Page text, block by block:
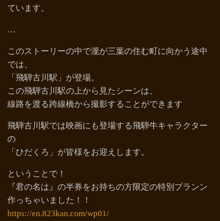
ています。
…
このストーリーの中で瀧が三葉の住む町に向かう途中
では、
「飛騨古川駅」が登場。
この飛騨古川駅の上から見たシーンは、
線路を渡る跨線橋から撮影することができます
飛騨古川駅では映画にも登場する飛騨牛キャラクター
の
「ひだくろ」が皆様をお迎えします。
ということで！
『君の名は』の半券をお持ちの方限定の特別プランン
作っちゃいました！！
https://en.823kan.com/wp01/